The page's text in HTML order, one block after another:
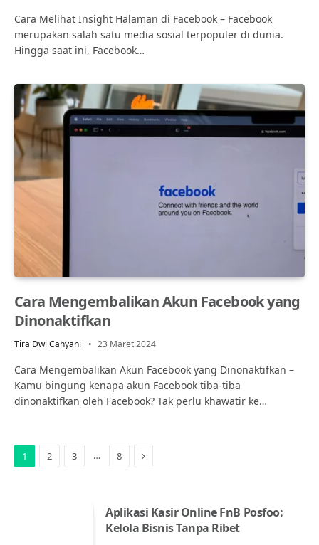
Cara Melihat Insight Halaman di Facebook – Facebook
merupakan salah satu media sosial terpopuler di dunia.
Hingga saat ini, Facebook…
Cara Mengembalikan Akun Facebook yang
Dinonaktifkan
Tira Dwi Cahyani 23 Maret 2024
Cara Mengembalikan Akun Facebook yang Dinonaktifkan –
Kamu bingung kenapa akun Facebook tiba-tiba
dinonaktifkan oleh Facebook? Tak perlu khawatir ke…
1 2 3 … 8 Next
Aplikasi Kasir Online FnB Posfoo:
Kelola Bisnis Tanpa Ribet